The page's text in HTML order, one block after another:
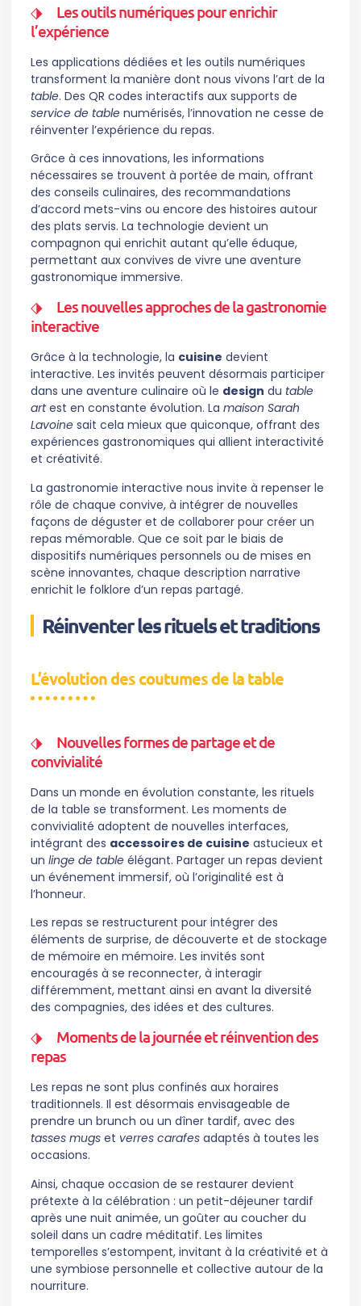
Les outils numériques pour enrichir
l’expérience
Les applications dédiées et les outils numériques
transforment la manière dont nous vivons l’art de la
table. Des QR codes interactifs aux supports de
service de table numérisés, l’innovation ne cesse de
réinventer l’expérience du repas.
Grâce à ces innovations, les informations
nécessaires se trouvent à portée de main, offrant
des conseils culinaires, des recommandations
d’accord mets-vins ou encore des histoires autour
des plats servis. La technologie devient un
compagnon qui enrichit autant qu’elle éduque,
permettant aux convives de vivre une aventure
gastronomique immersive.
Les nouvelles approches de la gastronomie
interactive
Grâce à la technologie, la cuisine devient
interactive. Les invités peuvent désormais participer
dans une aventure culinaire où le design du table
artest en constante évolution. La maison Sarah
Lavoine sait cela mieux que quiconque, offrant des
expériences gastronomiques qui allient interactivité
et créativité.
La gastronomie interactive nous invite à repenser le
rôle de chaque convive, à intégrer de nouvelles
façons de déguster et de collaborer pour créer un
repas mémorable. Que ce soit par le biais de
dispositifs numériques personnels ou de mises en
scène innovantes, chaque description narrative
enrichit le folklore d’un repas partagé.
Réinventer les rituels et traditions
L’évolution des coutumes de la table
Nouvelles formes de partage et de
convivialité
Dans un monde en évolution constante, les rituels
de la table se transforment. Les moments de
convivialité adoptent de nouvelles interfaces,
intégrant des accessoires de cuisine astucieux et
un linge de table élégant. Partager un repas devient
un événement immersif, où l’originalité est à
l’honneur.
Les repas se restructurent pour intégrer des
éléments de surprise, de découverte et de stockage
de mémoire en mémoire. Les invités sont
encouragés à se reconnecter, à interagir
différemment, mettant ainsi en avant la diversité
des compagnies, des idées et des cultures.
Moments de la journée et réinvention des
repas
Les repas ne sont plus confinés aux horaires
traditionnels. Il est désormais envisageable de
prendre un brunch ou un dîner tardif, avec des
tasses mugs et verres carafes adaptés à toutes les
occasions.
Ainsi, chaque occasion de se restaurer devient
prétexte à la célébration : un petit-déjeuner tardif
après une nuit animée, un goûter au coucher du
soleil dans un cadre méditatif. Les limites
temporelles s’estompent, invitant à la créativité et à
une symbiose personnelle et collective autour de la
nourriture.